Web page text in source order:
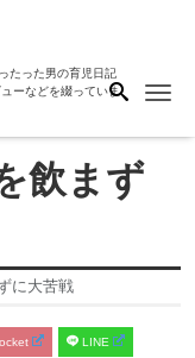
たった男の育児日記
ーなどを綴っていま
飲まず
に大苦戦
LINE